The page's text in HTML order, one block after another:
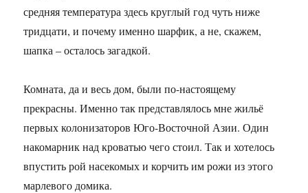
средняя температура здесь круглый год чуть ниже
тридцати, и почему именно шарфик, а не, скажем,
шапка – осталось загадкой.
Комната, да и весь дом, были по-настоящему
прекрасны. Именно так представлялось мне жильё
первых колонизаторов Юго-Восточной Азии. Один
накомарник над кроватью чего стоил. Так и хотелось
впустить рой насекомых и корчить им рожи из этого
марлевого домика.